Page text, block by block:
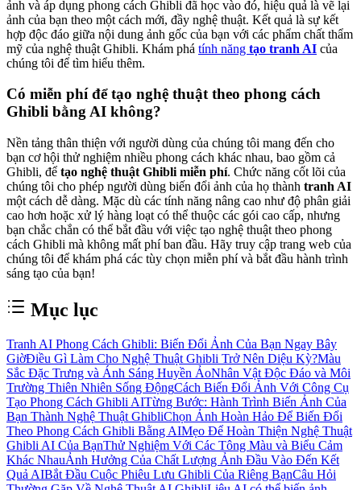
ảnh và áp dụng phong cách Ghibli đã học vào đó, hiệu quả là vẽ lại
ảnh của bạn theo một cách mới, đầy nghệ thuật. Kết quả là sự kết
hợp độc đáo giữa nội dung ảnh gốc của bạn với các phẩm chất thẩm
mỹ của nghệ thuật Ghibli. Khám phá tính năng tạo tranh AI của
chúng tôi để tìm hiểu thêm.
Có miễn phí để tạo nghệ thuật theo phong cách
Ghibli bằng AI không?
Nền tảng thân thiện với người dùng của chúng tôi mang đến cho
bạn cơ hội thử nghiệm nhiều phong cách khác nhau, bao gồm cả
Ghibli, để tạo nghệ thuật Ghibli miễn phí. Chức năng cốt lõi của
chúng tôi cho phép người dùng biến đổi ảnh của họ thành tranh AI
một cách dễ dàng. Mặc dù các tính năng nâng cao như độ phân giải
cao hơn hoặc xử lý hàng loạt có thể thuộc các gói cao cấp, nhưng
bạn chắc chắn có thể bắt đầu với việc tạo nghệ thuật theo phong
cách Ghibli mà không mất phí ban đầu. Hãy truy cập trang web của
chúng tôi để khám phá các tùy chọn miễn phí và bắt đầu hành trình
sáng tạo của bạn!
Mục lục
Tranh AI Phong Cách Ghibli: Biến Đổi Ảnh Của Bạn Ngay Bây
GiờĐiều Gì Làm Cho Nghệ Thuật Ghibli Trở Nên Diệu Kỳ?Màu
Sắc Đặc Trưng và Ánh Sáng Huyền ẢoNhân Vật Độc Đáo và Môi
Trường Thiên Nhiên Sống ĐộngCách Biến Đổi Ảnh Với Công Cụ
Tạo Phong Cách Ghibli AITừng Bước: Hành Trình Biến Ảnh Của
Bạn Thành Nghệ Thuật GhibliChọn Ảnh Hoàn Hảo Để Biến Đổi
Theo Phong Cách Ghibli Bằng AIMẹo Để Hoàn Thiện Nghệ Thuật
Ghibli AI Của BạnThử Nghiệm Với Các Tông Màu và Biểu Cảm
Khác NhauẢnh Hưởng Của Chất Lượng Ảnh Đầu Vào Đến Kết
Quả AIBắt Đầu Cuộc Phiêu Lưu Ghibli Của Riêng BạnCâu Hỏi